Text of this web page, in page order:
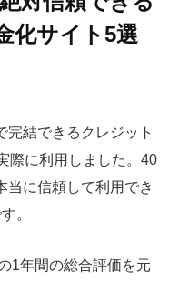
化サイト5選
完結できるクレジット
際に利用しました。40
当に信頼して利用でき
。
1年間の総合評価を元